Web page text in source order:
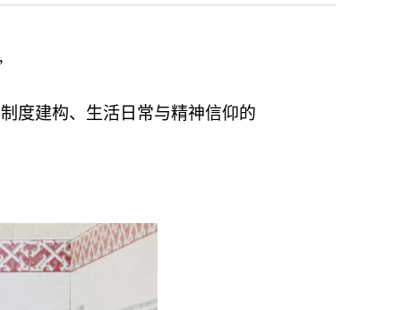
度建构、生活日常与精神信仰的